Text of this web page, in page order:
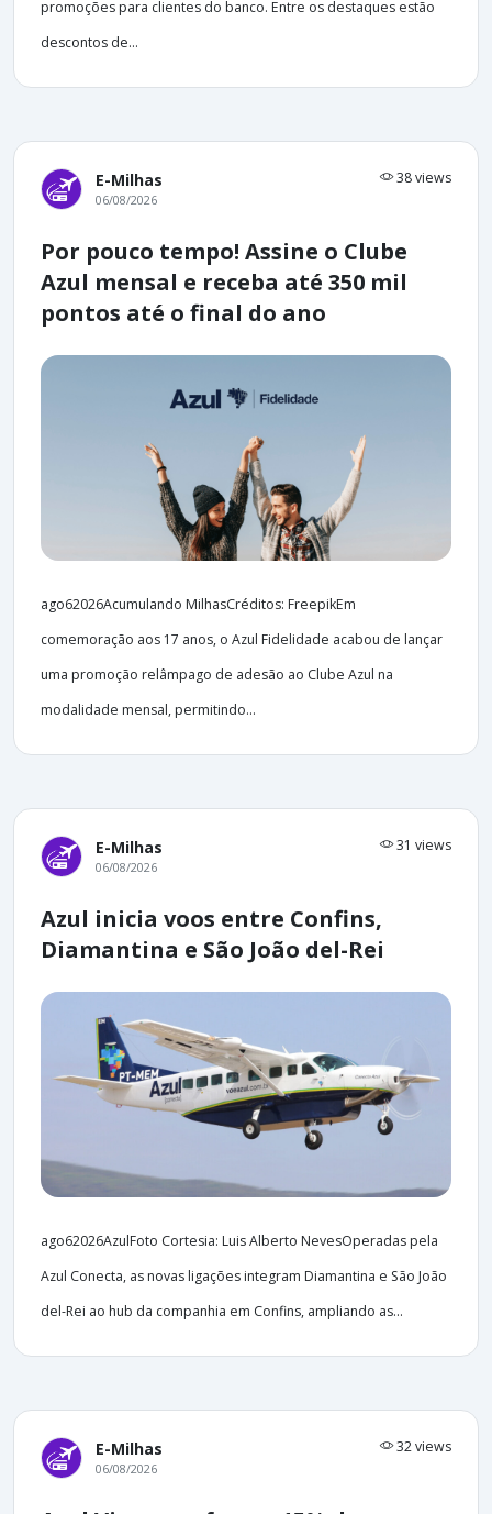
promoções para clientes do banco. Entre os destaques estão
descontos de...
E-Milhas 38 views
06/08/2026
Por pouco tempo! Assine o Clube
Azul mensal e receba até 350 mil
pontos até o final do ano
ago62026Acumulando MilhasCréditos: FreepikEm
comemoração aos 17 anos, o Azul Fidelidade acabou de lançar
uma promoção relâmpago de adesão ao Clube Azul na
modalidade mensal, permitindo...
E-Milhas 31 views
06/08/2026
Azul inicia voos entre Confins,
Diamantina e São João del-Rei
ago62026AzulFoto Cortesia: Luis Alberto NevesOperadas pela
Azul Conecta, as novas ligações integram Diamantina e São João
del-Rei ao hub da companhia em Confins, ampliando as...
E-Milhas 32 views
06/08/2026